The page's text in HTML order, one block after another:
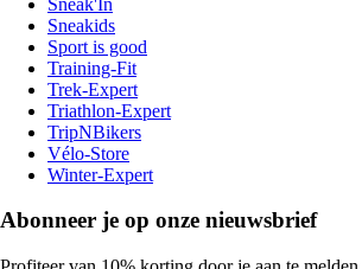
Sneakids
Sport is good
Training-Fit
Trek-Expert
Triathlon-Expert
TripNBikers
Vélo-Store
Winter-Expert
Abonneer je op onze nieuwsbrief